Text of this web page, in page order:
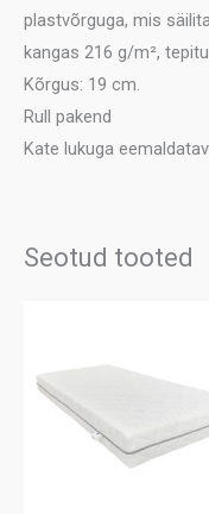
plastvõrguga, mis
kangas 216 g/m²,
Kõrgus: 19 cm.
Rull pakend
Kate lukuga eemaldatav
Seotud tooted